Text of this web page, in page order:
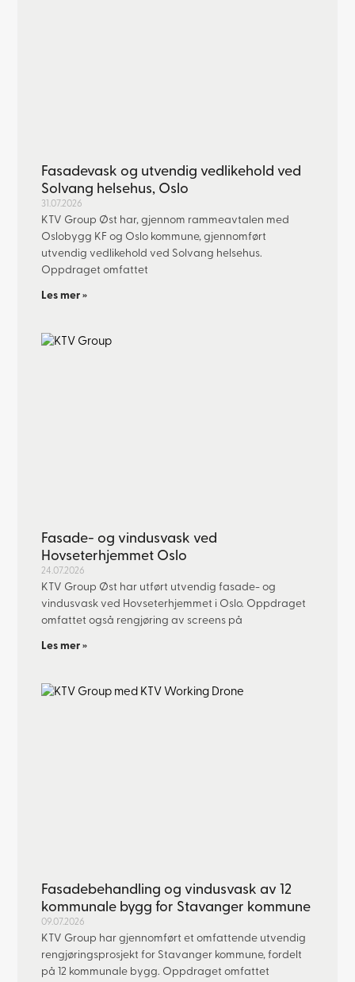
Fasadevask og utvendig vedlikehold ved
Solvang helsehus, Oslo
31.07.2026
KTV Group Øst har, gjennom rammeavtalen med
Oslobygg KF og Oslo kommune, gjennomført
utvendig vedlikehold ved Solvang helsehus.
Oppdraget omfattet
Les mer »
Fasade- og vindusvask ved
Hovseterhjemmet Oslo
24.07.2026
KTV Group Øst har utført utvendig fasade- og
vindusvask ved Hovseterhjemmet i Oslo. Oppdraget
omfattet også rengjøring av screens på
Les mer »
Fasadebehandling og vindusvask av 12
kommunale bygg for Stavanger kommune
09.07.2026
KTV Group har gjennomført et omfattende utvendig
rengjøringsprosjekt for Stavanger kommune, fordelt
på 12 kommunale bygg. Oppdraget omfattet